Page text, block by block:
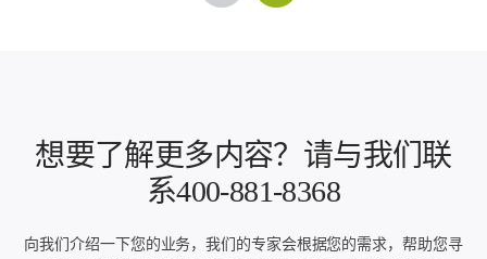
想要了解更多内容？请与我们联
系400-881-8368
向我们介绍一下您的业务，我们的专家会根据您的需求，帮助您寻